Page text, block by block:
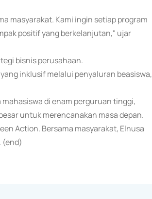
masyarakat. Kami ingin setiap program
positif yang berkelanjutan," ujar
bisnis perusahaan.
inklusif melalui penyaluran beasiswa,
di enam perguruan tinggi,
untuk merencanakan masa depan.
Action. Bersama masyarakat, Elnusa
(end)